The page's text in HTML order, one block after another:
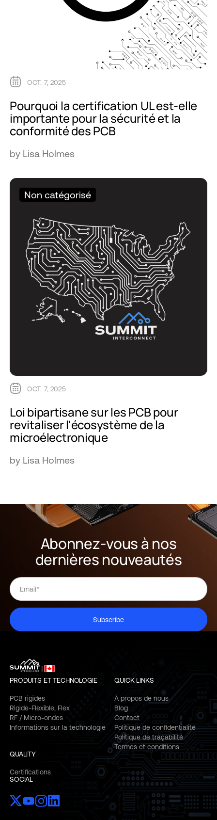
OCT. 7, 2025
Pourquoi la certification UL est-elle
importante pour la sécurité et la
conformité des PCB
by Lisa Holmes
Non catégorisé
OCT. 7, 2025
Loi bipartisane sur les PCB pour
revitaliser l'écosystème de la
microélectronique
by Lisa Holmes
Abonnez-vous à nos
dernières nouveautés
Subscribe
PRODUITS ET TECHNOLOGIE
PCB rigides
Rigide-Flexible, Flex
RF / Micro-ondes
Informations sur la technologie
QUALITY
Certifications
QUICK LINKS
À propos de nous
Blog
Contact
Politique de confidentialité
Politique de traçabilité
Termes et conditions
SOCIAL